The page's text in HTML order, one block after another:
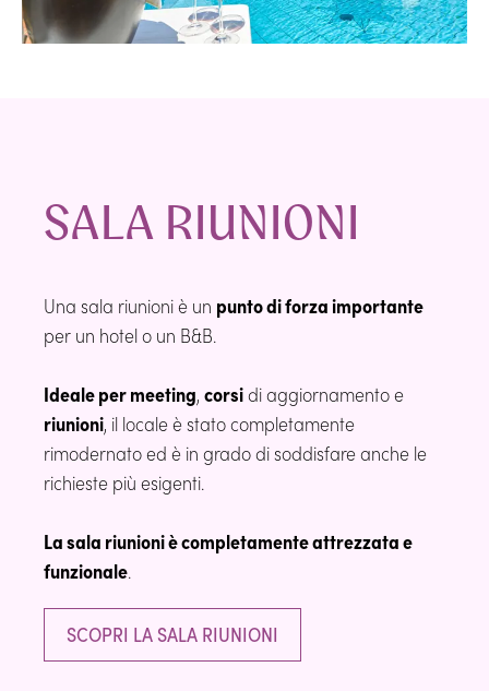
SALA RIUNIONI
Una sala riunioni è un punto di forza importante
per un hotel o un B&B.
Ideale per meeting, corsidi aggiornamento e
riunioni, il locale è stato completamente
rimodernato ed è in grado di soddisfare anche le
richieste più esigenti.
La sala riunioni è completamente attrezzata e
funzionale.
SCOPRI LA SALA RIUNIONI